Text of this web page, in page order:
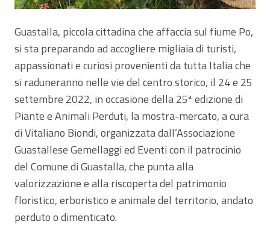
Guastalla, piccola cittadina che affaccia sul fiume Po,
si sta preparando ad accogliere migliaia di turisti,
appassionati e curiosi provenienti da tutta Italia che
si raduneranno nelle vie del centro storico, il 24 e 25
settembre 2022, in occasione della 25ª edizione di
Piante e Animali Perduti, la mostra-mercato, a cura
di Vitaliano Biondi, organizzata dall’Associazione
Guastallese Gemellaggi ed Eventi con il patrocinio
del Comune di Guastalla, che punta alla
valorizzazione e alla riscoperta del patrimonio
floristico, erboristico e animale del territorio, andato
perduto o dimenticato.